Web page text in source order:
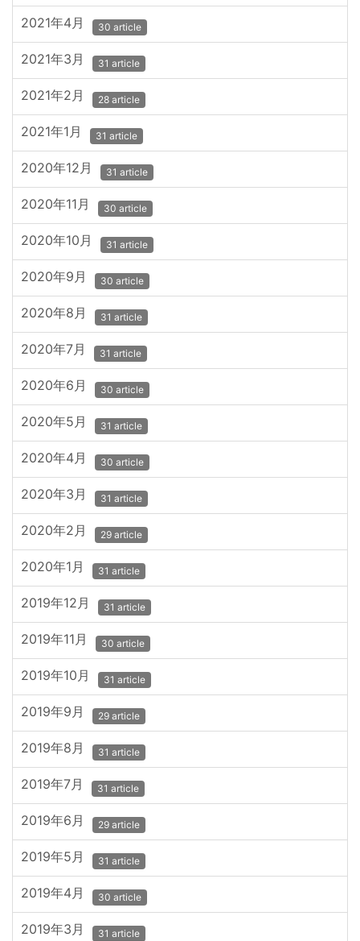
2021年4月 30 article
2021年3月 31 article
2021年2月 28 article
2021年1月 31 article
2020年12月 31 article
2020年11月 30 article
2020年10月 31 article
2020年9月 30 article
2020年8月 31 article
2020年7月 31 article
2020年6月 30 article
2020年5月 31 article
2020年4月 30 article
2020年3月 31 article
2020年2月 29 article
2020年1月 31 article
2019年12月 31 article
2019年11月 30 article
2019年10月 31 article
2019年9月 29 article
2019年8月 31 article
2019年7月 31 article
2019年6月 29 article
2019年5月 31 article
2019年4月 30 article
2019年3月 31 article